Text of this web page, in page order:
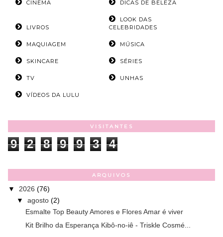
CINEMA DICAS DE BELEZA
LIVROS
LOOK DAS
CELEBRIDADES
MAQUIAGEM MÚSICA
SKINCARE SÉRIES
TV UNHAS
VÍDEOS DA LULU
VISITANTES
9 2 8 9 9 3 4
ARQUIVOS
▼ 2026 (76)
▼ agosto (2)
Esmalte Top Beauty Amores e Flores Amar é viver
Kit Brilho da Esperança Kibô-no-iê - Triskle Cosmé...